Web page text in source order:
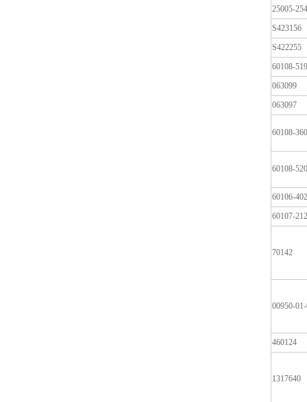
25005-
S423156
S422255
60108-519
063099
063097
60108-360
60108-520
60106-402
60107-212
70142
00950-
460124
1317640